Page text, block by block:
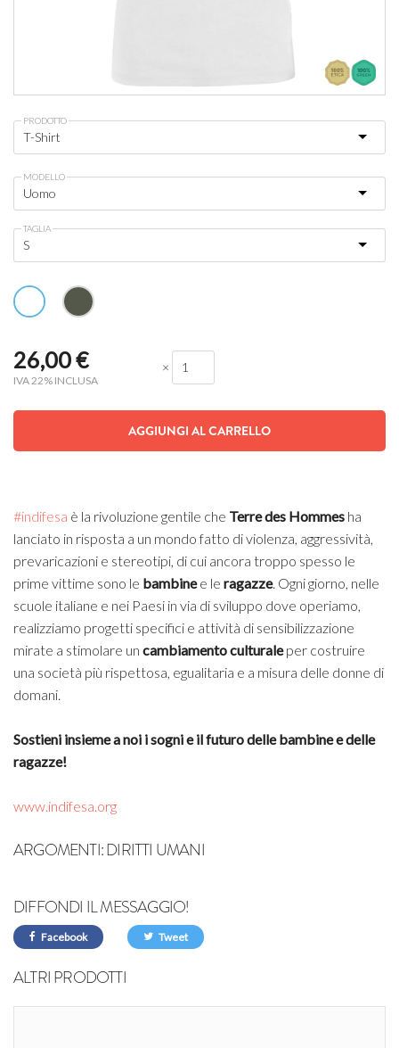
PRODOTTO
MODELLO
TAGLIA
26,00€
IVA 22% INCLUSA
×
AGGIUNGI AL CARRELLO
#indifesa è la rivoluzione gentile che Terre des Hommes ha
lanciato in risposta a un mondo fatto di violenza, aggressività,
prevaricazioni e stereotipi, di cui ancora troppo spesso le
prime vittime sono le bambinee le ragazze. Ogni giorno, nelle
scuole italiane e nei Paesi in via di sviluppo dove operiamo,
realizziamo progetti specifici e attività di sensibilizzazione
mirate a stimolare un cambiamento culturaleper costruire
una società più rispettosa, egualitaria e a misura delle donne di
domani.
Sostieni insieme a noi i sogni e il futuro delle bambine e delle
ragazze!
www.indifesa.org
ARGOMENTI:DIRITTI UMANI
DIFFONDI IL MESSAGGIO!
Facebook Tweet
ALTRI PRODOTTI